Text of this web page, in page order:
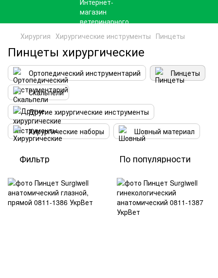
Хирургия Хирургические инструменты Пинцеты
Пинцеты хирургические
Ортопедический инструментарий
Пинцеты
Скальпели
Другие хирургические инструменты
Хирургические наборы
Шовный материал
Фильтр По популярности